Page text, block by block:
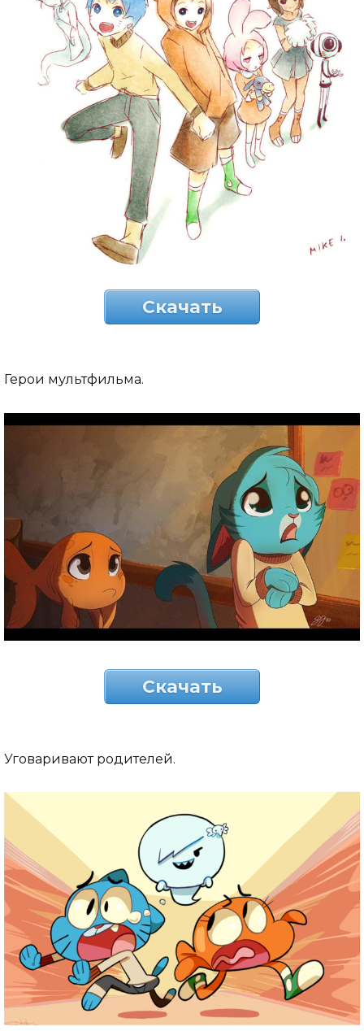
Скачать
Герои мультфильма.
Скачать
Уговаривают родителей.